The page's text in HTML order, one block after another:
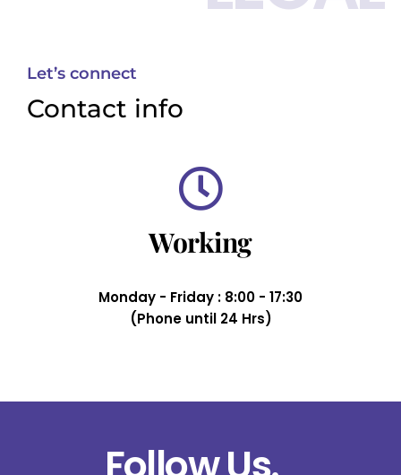
Let’s connect
Contact info
Working
Monday - Friday : 8:00 - 17:30
(Phone until 24 Hrs)